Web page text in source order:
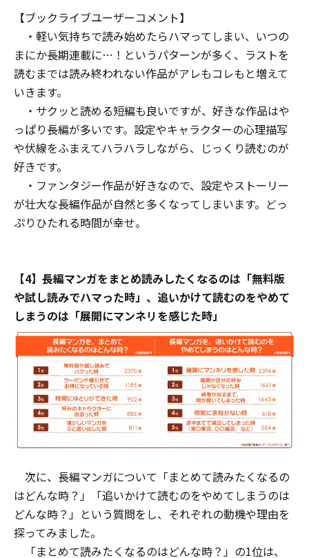
【ブックライブユーザーコメント】
・軽い気持ちで読み始めたらハマってしまい、いつの
まにか長期連載に…！というパターンが多く、ラストを
読むまでは読み終われない作品がアレもコレもと増えて
いきます。
・サクッと読める短編も良いですが、好きな作品はや
っぱり長編が多いです。設定やキャラクターの心理描写
や伏線をふまえてハラハラしながら、じっくり読むのが
好きです。
・ファンタジー作品が好きなので、設定やストーリー
が壮大な長編作品が自然と多くなってしまいます。どっ
ぷりひたれる時間が幸せ。
【4】長編マンガをまとめ読みしたくなるのは「無料版
や試し読みでハマった時」、追いかけて読むのをやめて
しまうのは「展開にマンネリを感じた時」
次に、長編マンガについて「まとめて読みたくなるの
はどんな時？」「追いかけて読むのをやめてしまうのは
どんな時？」という質問をし、それぞれの動機や理由を
探ってみました。
「まとめて読みたくなるのはどんな時？」の1位は、